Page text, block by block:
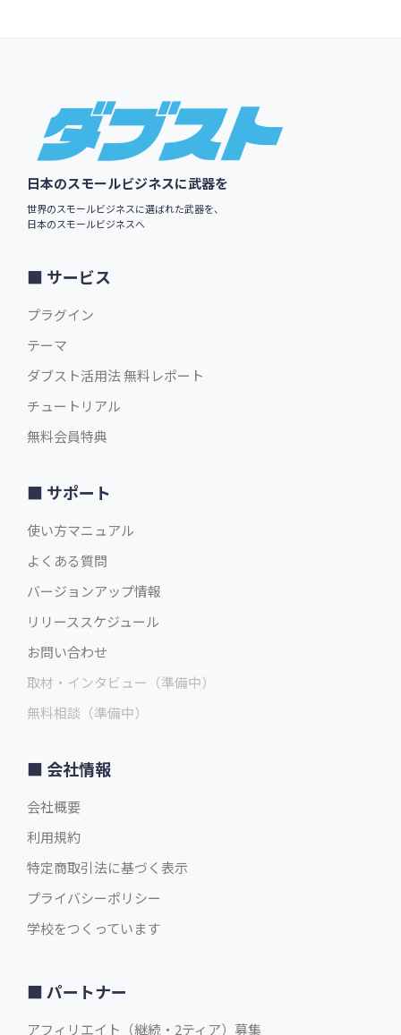
英語版価格:$179.00
Footer
日本のスモールビジネスに武器を
世界のスモールビジネスに選ばれた武器を、
日本のスモールビジネスへ
サービス
プラグイン
テーマ
ダブスト活用法 無料レポート
チュートリアル
無料会員特典
サポート
使い方マニュアル
よくある質問
バージョンアップ情報
リリーススケジュール
お問い合わせ
取材・インタビュー（準備中）
無料相談（準備中）
会社情報
会社概要
利用規約
特定商取引法に基づく表示
プライバシーポリシー
学校をつくっています
パートナー
アフィリエイト（継続・2ティア）募集